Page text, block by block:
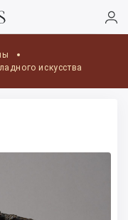
искусства